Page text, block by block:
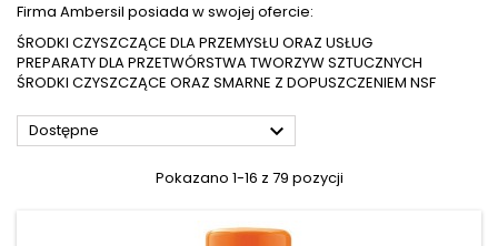
Firma Ambersil posiada w swojej ofercie:
ŚRODKI CZYSZCZĄCE DLA PRZEMYSŁU ORAZ USŁUG
PREPARATY DLA PRZETWÓRSTWA TWORZYW SZTUCZNYCH
ŚRODKI CZYSZCZĄCE ORAZ SMARNE Z DOPUSZCZENIEM NSF
Dostępne 
Pokazano 1-16 z 79 pozycji